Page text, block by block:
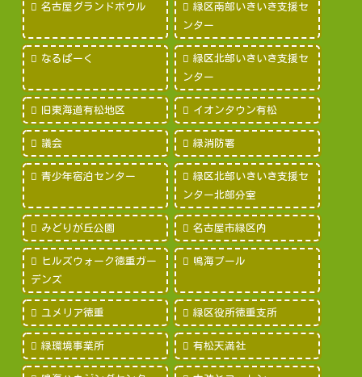
名古屋グランドボウル
緑区南部いきいき支援セ
ンター
なるぱーく
緑区北部いきいき支援セ
ンター
旧東海道有松地区 イオンタウン有松
議会 緑消防署
青少年宿泊センター
緑区北部いきいき支援セ
ンター北部分室
みどりが丘公園 名古屋市緑区内
ヒルズウォーク徳重ガー
デンズ
鳴海プール
ユメリア徳重 緑区役所徳重支所
緑環境事業所 有松天満社